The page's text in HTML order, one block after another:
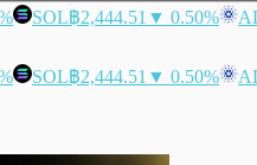
SOL฿2,444.51 ▼ 0.50%
SOL฿2,444.51 ▼ 0.50%